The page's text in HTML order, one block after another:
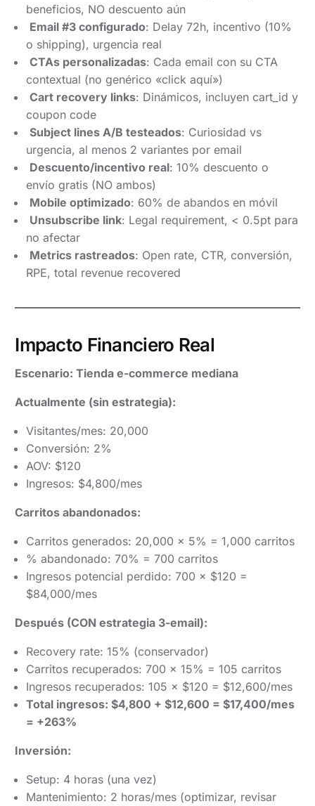
beneficios, NO descuento aún
Email #3 configurado: Delay 72h, incentivo (10%
o shipping), urgencia real
CTAs personalizadas: Cada email con su CTA
contextual (no genérico «click aquí»)
Cart recovery links: Dinámicos, incluyen cart_id y
coupon code
Subject lines A/B testeados: Curiosidad vs
urgencia, al menos 2 variantes por email
Descuento/incentivo real: 10% descuento o
envío gratis (NO ambos)
Mobile optimizado: 60% de abandos en móvil
Unsubscribe link: Legal requirement, < 0.5pt para
no afectar
Metrics rastreados: Open rate, CTR, conversión,
RPE, total revenue recovered
Impacto Financiero Real
Escenario: Tienda e-commerce mediana
Actualmente (sin estrategia):
Visitantes/mes: 20,000
Conversión: 2%
AOV: $120
Ingresos: $4,800/mes
Carritos abandonados:
Carritos generados: 20,000 × 5% = 1,000 carritos
% abandonado: 70% = 700 carritos
Ingresos potencial perdido: 700 × $120 =
$84,000/mes
Después (CON estrategia 3-email):
Recovery rate: 15% (conservador)
Carritos recuperados: 700 × 15% = 105 carritos
Ingresos recuperados: 105 × $120 = $12,600/mes
Total ingresos: $4,800 + $12,600 = $17,400/mes
= +263%
Inversión:
Setup: 4 horas (una vez)
Mantenimiento: 2 horas/mes (optimizar, revisar